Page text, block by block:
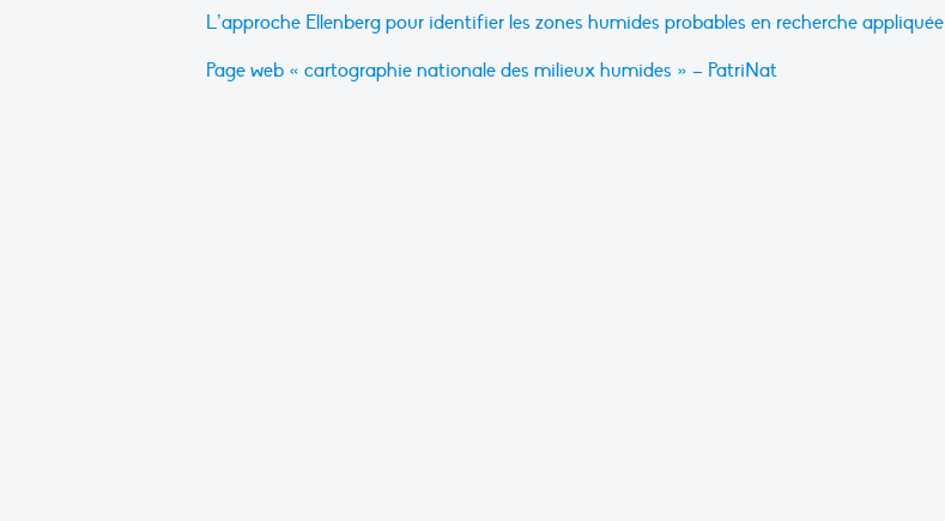
L’approche Ellenberg pour identifier les zones humides probables en recherche appliquée
Page web « cartographie nationale des milieux humides » – PatriNat